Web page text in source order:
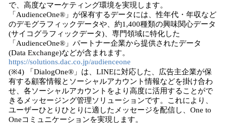
で、高度なマーケティング環境を実現します。
「AudienceOne®」が保有するデータには、性年代・年収など
のデモグラフィックデータや、約1,400種類の興味関心データ
(サイコグラフィックデータ)、専門領域に特化した
「AudienceOne®」パートナー企業から提供されたデータ
(Data Exchange)などが含まれます。
https://solutions.dac.co.jp/audienceone
(※4) 「DialogOne®」は、LINEに対応した、広告主企業が保
有する顧客情報とソーシャルアカウント情報などを掛け合わ
せ、各ソーシャルアカウントをより高度に活用することがで
きるメッセージング管理ソリューションです。これにより、
ユーザーひとりひとりに適したメッセージを配信し、One to
Oneコミュニケーションを実現します。